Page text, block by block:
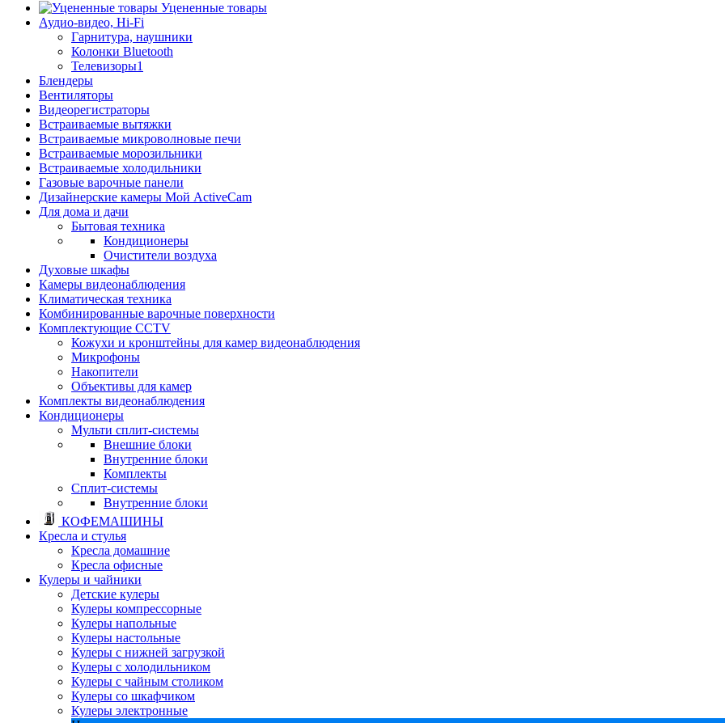
Уцененные товары
Аудио-видео, Hi-Fi
Гарнитура, наушники
Колонки Bluetooth
Телевизоры1
Блендеры
Вентиляторы
Видеорегистраторы
Встраиваемые вытяжки
Встраиваемые микроволновые печи
Встраиваемые морозильники
Встраиваемые холодильники
Газовые варочные панели
Дизайнерские камеры Мой ActiveCam
Для дома и дачи
Бытовая техника
Кондиционеры
Очистители воздуха
Духовые шкафы
Камеры видеонаблюдения
Климатическая техника
Комбинированные варочные поверхности
Комплектующие CCTV
Кожухи и кронштейны для камер видеонаблюдения
Микрофоны
Накопители
Объективы для камер
Комплекты видеонаблюдения
Кондиционеры
Мульти сплит-системы
Внешние блоки
Внутренние блоки
Комплекты
Сплит-системы
Внутренние блоки
КОФЕМАШИНЫ
Кресла и стулья
Кресла домашние
Кресла офисные
Кулеры и чайники
Детские кулеры
Кулеры компрессорные
Кулеры напольные
Кулеры настольные
Кулеры с нижней загрузкой
Кулеры с холодильником
Кулеры с чайным столиком
Кулеры со шкафчиком
Кулеры электронные